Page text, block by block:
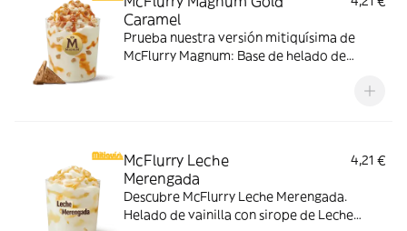
Caramel
Prueba nuestra versión mitiquísima de
McFlurry Magnum: Base de helado de
Topping triturado de galleta con perlas y
McFlurry Leche
Merengada
4,21 €
Descubre McFlurry Leche Merengada.
Helado de vainilla con sirope de Leche